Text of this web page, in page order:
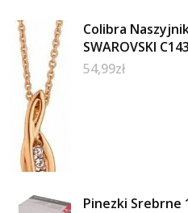
Colibra
SWAROVSKI
54,99zł
Pinezki Srebrne